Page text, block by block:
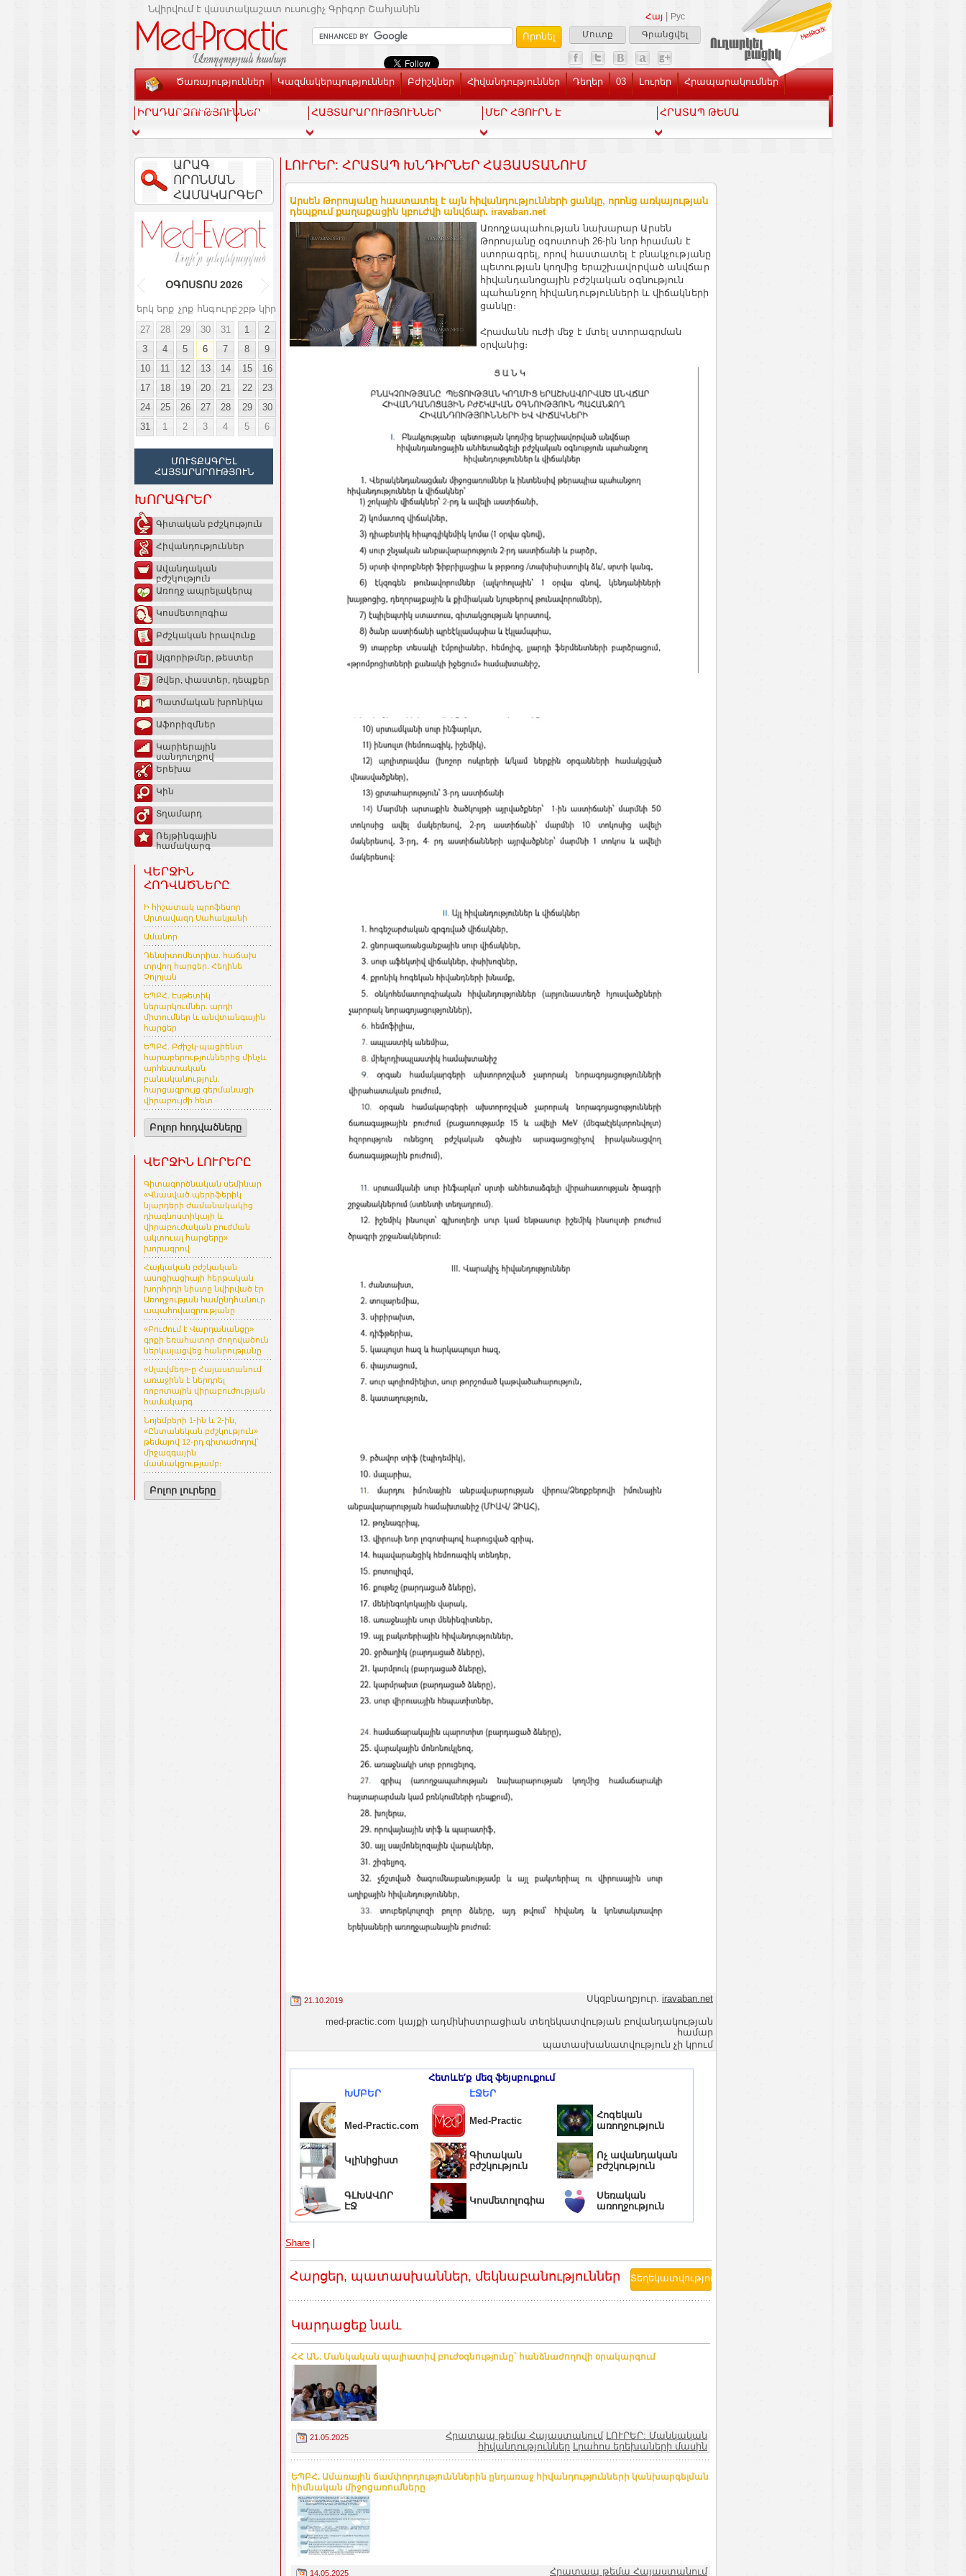
Հայ
Рус
Մուտք
Գրանցվել
Նվիրվում է վաստակաշատ ուսուցիչ Գրիգոր Շահյանին
Ծառայություններ Կազմակերպություններ Բժիշկներ Հիվանդություններ Դեղեր 03 Լուրեր Հրապարակումներ
Տեսասրահ Կապ
ԻՐԱԴԱՐՁՈՒԹՅՈՒՆՆԵՐ ՀԱՅՏԱՐԱՐՈՒԹՅՈՒՆՆԵՐ ՄԵՐ ՀՅՈՒՐՆ Է ՀՐԱՏԱՊ ԹԵՄԱ
ԱՐԱԳ
ՈՐՈՆՄԱՆ
ՀԱՄԱԿԱՐԳԵՐ
ՕԳՈՍՏՈՍ 2026
երկ երք չրք հնգուրբ շբթ կիր
27
28 29 30 31 1
2
3
4 5 6 7 8
9
10
11 12 13 14 15
16
17
18 19 20 21 22
23
24
25 26 27 28 29
30
31
1 2 3 4 5 6
ՄՈՒՏՔԱԳՐԵԼ
ՀԱՅՏԱՐԱՐՈՒԹՅՈՒՆ
ԽՈՐԱԳՐԵՐ
Գիտական բժշկություն
Հիվանդություններ
Ավանդական
բժշկություն
Առողջ ապրելակերպ
Կոսմետոլոգիա
Բժշկական իրավունք
Ալգորիթմեր, թեստեր
Թվեր, փաստեր, դեպքեր
Պատմական խրոնիկա
Աֆորիզմներ
Կարիերային
սանդուղքով
Երեխա
Կին
Տղամարդ
Ռեյթինգային
համակարգ
ՎԵՐՋԻՆ
ՀՈԴՎԱԾՆԵՐԸ
Ի հիշատակ պրոֆեսոր
Արտավազդ Սահակյանի
Ամանոր
Դենսիտոմետրիա. հաճախ
տրվող հարցեր. Հեղինե
Չոլոյան
ԵՊԲՀ. Էսթետիկ
ներարկումներ. արդի
միտումներ և անվտանգային
հարցեր
ԵՊԲՀ. Բժիշկ-պացիենտ
հարաբերություններից մինչև
արհեստական
բանականություն.
հարցազրույց գերմանացի
վիրաբույժի հետ
Բոլոր հոդվածները
ՎԵՐՋԻՆ ԼՈՒՐԵՐԸ
Գիտագործնական սեմինար
«Վնասված պերիֆերիկ
նյարդերի ժամանակակից
դիագնոստիկայի և
վիրաբուժական բուժման
ակտուալ հարցերը»
խորագրով
Հայկական բժշկական
ասոցիացիայի հերթական
խորհրդի նիստը նվիրված էր
Առողջության համընդհանուր
ապահովագրությանը
«Բուժում է Վարդանանցը»
գրքի եռահատոր ժողովածուն
ներկայացվեց հանրությանը
«Սլավմեդ»-ը Հայաստանում
առաջինն է ներդրել
ռոբոտային վիրաբուժության
համակարգ
Նոյեմբերի 1-ին և 2-ին,
«Ընտանեկան բժշկություն»
թեմայով 12-րդ գիտաժողով՝
միջազգային
մասնակցությամբ։
Բոլոր լուրերը
ԼՈՒՐԵՐ: ՀՐԱՏԱՊ ԽՆԴԻՐՆԵՐ ՀԱՅԱՍՏԱՆՈՒՄ
Արսեն Թորոսյանը հաստատել է այն հիվանդությունների ցանկը, որոնց առկայության
դեպքում քաղաքացին կբուժվի անվճար. iravaban.net
Առողջապահության նախարար Արսեն
Թորոսյանը օգոստոսի 26-ին նոր հրաման է
ստորագրել, որով հաստատել է բնակչությանը
պետության կողմից երաշխավորված անվճար
հիվանդանոցային բժշկական օգնություն
պահանջող հիվանդությունների և վիճակների
ցանկը։
Հրամանն ուժի մեջ է մտել ստորագրման
օրվանից։
21.10.2019 Սկզբնաղբյուր. iravaban.net
med-practic.com կայքի ադմինիստրացիան տեղեկատվության բովանդակության
համար
պատասխանատվություն չի կրում
Հետևե′ք մեզ ֆեյսբուքում
ԽՄԲԵՐ
ԷՋԵՐ
Med-Practic.com Med-Practic
Հոգեկան
առողջություն
Կլինիցիստ
Գիտական
բժշկություն
Ոչ ավանդական
բժշկություն
ԳԼԽԱՎՈՐ
ԷՋ
Կոսմետոլոգիա
Սեռական
առողջություն
Share |
Հարցեր, պատասխաններ, մեկնաբանություններ
Կարդացեք նաև
ՀՀ ԱՆ. Մանկական պալիատիվ բուժօգնությունը` հանձնաժողովի օրակարգում
21.05.2025 Հրատապ թեմա Հայաստանում ԼՈՒՐԵՐ: Մանկական
հիվանդություններ Լրահոս երեխաների մասին
ԵՊԲՀ. Ամառային ճամփորդությունններին ընդառաջ հիվանդությունների կանխարգելման
հիմնական միջոցառումները
14.05.2025 Հրատապ թեմա Հայաստանում